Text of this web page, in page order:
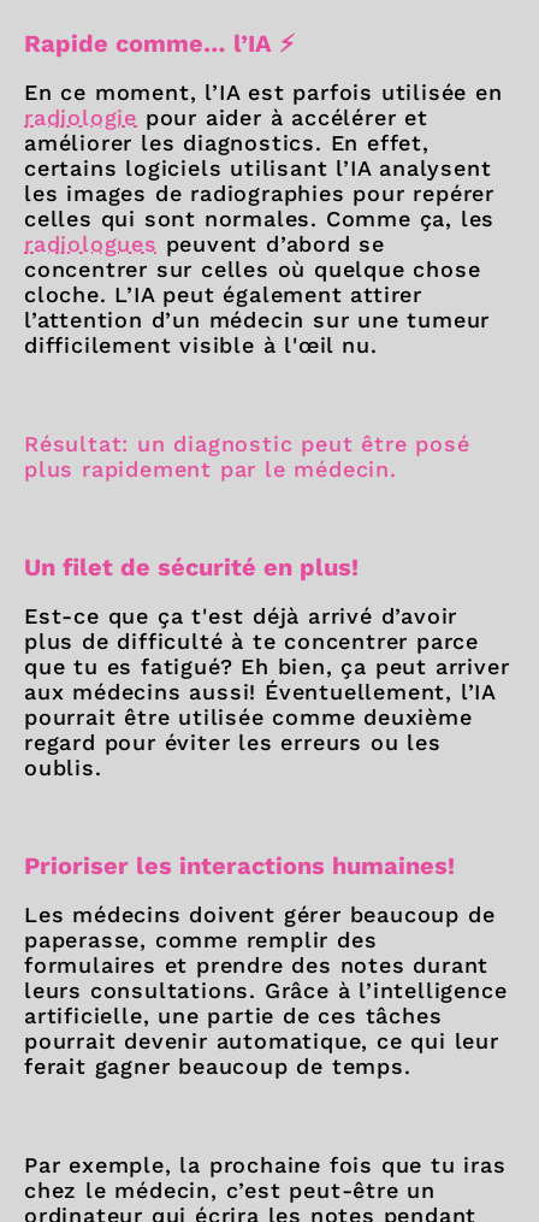
Rapide comme… l’IA ⚡
En ce moment, l’IA est parfois utilisée en
radiologie pour aider à accélérer et
améliorer les diagnostics. En effet,
certains logiciels utilisant l’IA analysent
les images de radiographies pour repérer
celles qui sont normales. Comme ça, les
radiologues peuvent d’abord se
concentrer sur celles où quelque chose
cloche. L’IA peut également attirer
l’attention d’un médecin sur une tumeur
difficilement visible à l'œil nu.
Résultat: un diagnostic peut être posé
plus rapidement par le médecin.
Un filet de sécurité en plus!
Est-ce que ça t'est déjà arrivé d’avoir
plus de difficulté à te concentrer parce
que tu es fatigué? Eh bien, ça peut arriver
aux médecins aussi! Éventuellement, l’IA
pourrait être utilisée comme deuxième
regard pour éviter les erreurs ou les
oublis.
Prioriser les interactions humaines!
Les médecins doivent gérer beaucoup de
paperasse, comme remplir des
formulaires et prendre des notes durant
leurs consultations. Grâce à l’intelligence
artificielle, une partie de ces tâches
pourrait devenir automatique, ce qui leur
ferait gagner beaucoup de temps.
Par exemple, la prochaine fois que tu iras
chez le médecin, c’est peut-être un
ordinateur qui écrira les notes pendant